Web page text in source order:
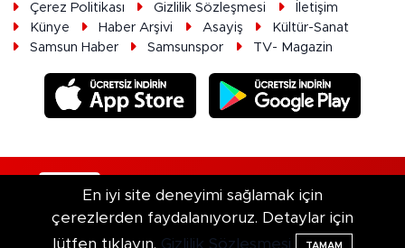
Çerez Politikası Gizlilik Sözleşmesi
İletişim
Künye
Haber Arşivi Asayiş
Kültür-Sanat
Samsun Haber
Samsunspor TV- Magazin
RSS Copyright © 2026. Her hakkı saklıdır.
Haber Yazılımı:TE Bilişim
En iyi site deneyimi sağlamak için
çerezlerden faydalanıyoruz. Detaylar için
lütfen tıklayın. Gizlilik Sözleşmesi TAMAM